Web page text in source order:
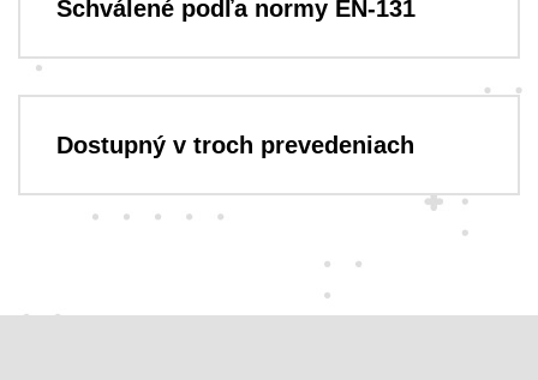
Schválené podľa normy EN-131
Dostupný v troch prevedeniach